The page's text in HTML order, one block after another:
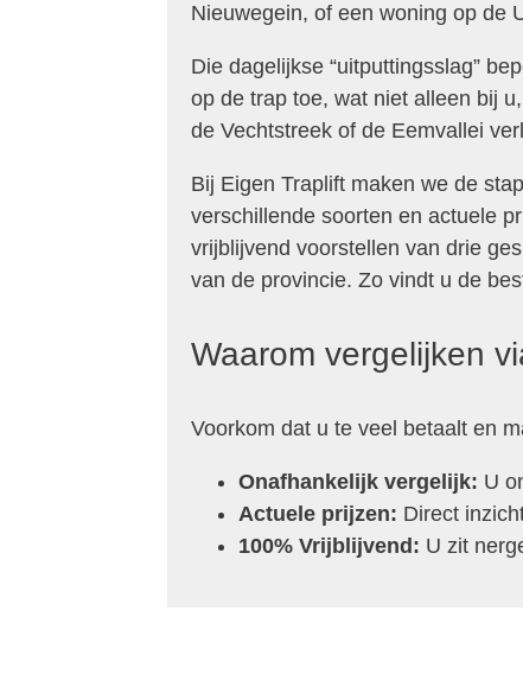
Nieuwegein, of een woning op de
Die dagelijkse “uitputtingsslag”
op de trap toe, wat niet alleen bij
de Vechtstreek of de Eemvallei
Bij Eigen Traplift maken we de
verschillende soorten en actuele
vrijblijvend voorstellen van drie
van de provincie. Zo vindt u de
Waarom vergelijken
Voorkom dat u te veel betaalt en
Onafhankelijk vergelijk: U
Actuele prijzen: Direct
100% Vrijblijvend: U zit